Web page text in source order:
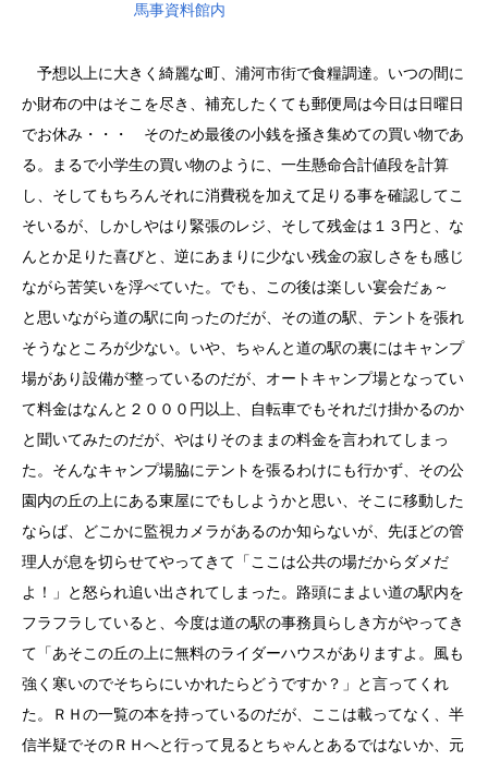
馬事資料館内
予想以上に大きく綺麗な町、浦河市街で食糧調達。いつの間に
か財布の中はそこを尽き、補充したくても郵便局は今日は日曜日
でお休み・・・ そのため最後の小銭を掻き集めての買い物であ
る。まるで小学生の買い物のように、一生懸命合計値段を計算
し、そしてもちろんそれに消費税を加えて足りる事を確認してこ
そいるが、しかしやはり緊張のレジ、そして残金は１３円と、な
んとか足りた喜びと、逆にあまりに少ない残金の寂しさをも感じ
ながら苦笑いを浮べていた。でも、この後は楽しい宴会だぁ～
と思いながら道の駅に向ったのだが、その道の駅、テントを張れ
そうなところが少ない。いや、ちゃんと道の駅の裏にはキャンプ
場があり設備が整っているのだが、オートキャンプ場となってい
て料金はなんと２０００円以上、自転車でもそれだけ掛かるのか
と聞いてみたのだが、やはりそのままの料金を言われてしまっ
た。そんなキャンプ場脇にテントを張るわけにも行かず、その公
園内の丘の上にある東屋にでもしようかと思い、そこに移動した
ならば、どこかに監視カメラがあるのか知らないが、先ほどの管
理人が息を切らせてやってきて「ここは公共の場だからダメだ
よ！」と怒られ追い出されてしまった。路頭にまよい道の駅内を
フラフラしていると、今度は道の駅の事務員らしき方がやってき
て「あそこの丘の上に無料のライダーハウスがありますよ。風も
強く寒いのでそちらにいかれたらどうですか？」と言ってくれ
た。ＲＨの一覧の本を持っているのだが、ここは載ってなく、半
信半疑でそのＲＨへと行って見るとちゃんとあるではないか、元